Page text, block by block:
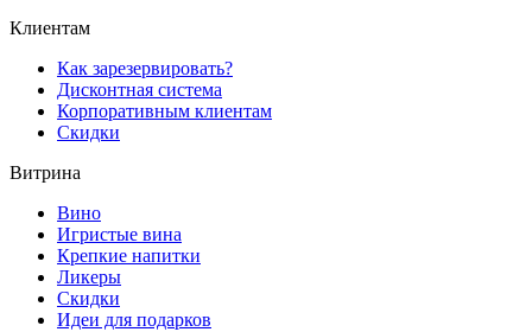
Клиентам
Как зарезервировать?
Дисконтная система
Корпоративным клиентам
Скидки
Витрина
Вино
Игристые вина
Крепкие напитки
Ликеры
Скидки
Идеи для подарков